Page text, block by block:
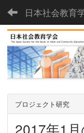
日本社会教育
プロジェクト研究
2017年1